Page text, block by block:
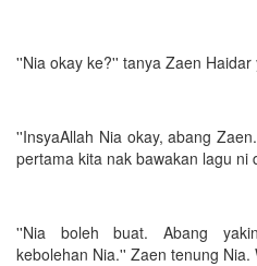
''Nia okay ke?'' tanya Zaen
''InsyaAllah Nia okay, abang
pertama kita nak bawakan lagu ni
''Nia boleh buat. Abang
kebolehan Nia.'' Zaen tenung Nia.